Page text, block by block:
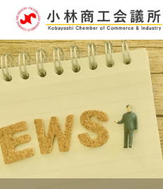
ホーム
アクセス
個人情報保護